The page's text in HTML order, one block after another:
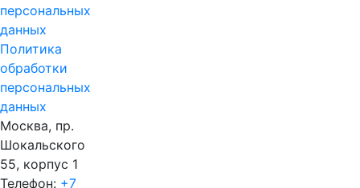
персональных
данных
Политика
обработки
персональных
данных
Москва, пр.
Шокальского
55, корпус 1
Телефон: +7